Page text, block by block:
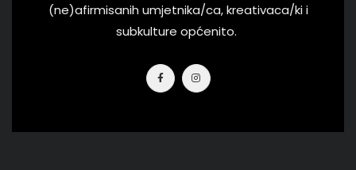
(ne)afirmisanih umjetnika/ca, kreativaca/ki i
subkulture općenito.